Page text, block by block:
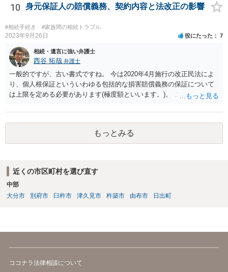
益がないと考えている可能性もあると思いますので、そのあたりも含
めて、弁護士見解を確認等するためによく打ち合わせた方がよいと思
います。単に面倒臭いということで書面提出をしないということであ
れば、当該弁護士との委任関係を修了した上で、貴方のほうで書面提
出することを検討なさった方がよいでしょう。
10 身元保証人の賠償義務、契約内容と法改正の影響
#相続手続き #家族間の相続トラブル
2023年9月26日 役にたった 7
相続・遺言に強い弁護士
西谷 拓哉 弁護士
一般的ですが、古い書式ですね。 今は2020年4月施行の改正民法によ
り、個人根保証といういわゆる包括的な損害賠償義務の保証について
は上限を定める必要があります(極度額といいます。)。 この書式にサ
り、会社側は請求できない可能性が高そうです。
もっとみる
近くの市区町村を選び直す
中部
大分市
別府市 臼杵市 津久見市 杵築市 由布市 日出町
ココナラ法律相談について